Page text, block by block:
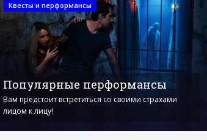
Квесты и перформансы
Популярные перформансы
Вам предстоит встретиться со своими страхами
лицом к лицу!